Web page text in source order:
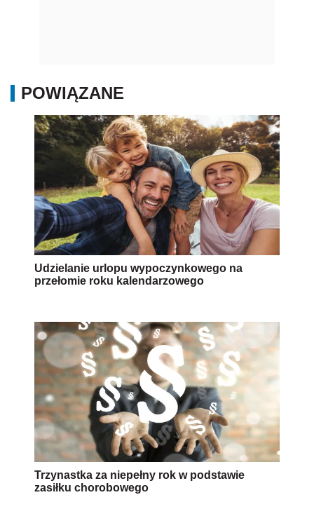
POWIĄZANE
Udzielanie urlopu wypoczynkowego na
przełomie roku kalendarzowego
Trzynastka za niepełny rok w podstawie
zasiłku chorobowego